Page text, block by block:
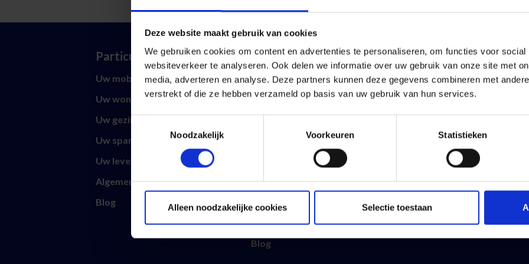
Deze website maakt gebruik van cookies
We gebruiken cookies om content en advertenties te personaliseren, om functies voor
websiteverkeer te analyseren. Ook delen we informatie over uw gebruik van onze site met
media, adverteren en analyse. Deze partners kunnen deze gegevens combineren met
verstrekt of die ze hebben verzameld op basis van uw gebruik van hun services.
Toestemmingsselectie
Noodzakelijk
Voorkeuren Statistieken
Alleen noodzakelijke cookies Selectie toestaan
Particulier
Uw mobiliteit
Uw woning
Uw gezin
Uw sparen en beleggen
Uw levensverzekering
Algemene voorwaarden
Blog
Professioneel
Uw mobiliteit
Uw bedrijf
Uw sparen en beleggen
Uw levensverzekering
Algemene voorwaarden
Blog
Vivium
MyVivium
Mijn groepsverzekering
Verhuisd?
Klachtenmanagement
Over ons
Persberichten & publicaties
Jobs